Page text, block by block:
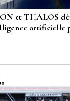
et THALOS
artificielle